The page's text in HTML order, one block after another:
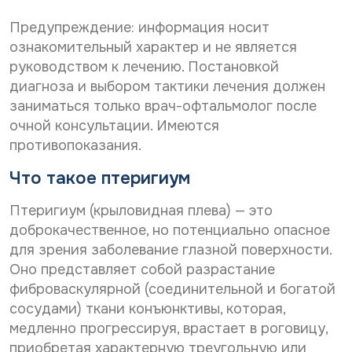
Предупреждение: информация носит
ознакомительный характер и не является
руководством к лечению. Постановкой
диагноза и выбором тактики лечения должен
заниматься только врач-офтальмолог после
очной консультации. Имеются
противопоказания.
Что такое птеригиум
Птеригиум (крыловидная плева) — это
доброкачественное, но потенциально опасное
для зрения заболевание глазной поверхности.
Оно представляет собой разрастание
фиброваскулярной (соединительной и богатой
сосудами) ткани конъюнктивы, которая,
медленно прогрессируя, врастает в роговицу,
приобретая характерную треугольную или
С
г
л
а
с
и
е
а
б
р
а
б
о
т
к
у
п
е
Даю согласие наобработку персональных
данных
С
о
л
а
и
н
р
а
с
с
ы
л
к
у
Даю согласие на получение информационной
рассылки
*
И
м
я
о
г
л
а
с
и
е
н
а
б
а
б
о
т
к
у
п
е
р
с
данных
Отправить
E-mail*
Дата выдачи направления*
Наименование направившего лечебного учреждения*
ФИО направившего врача, указанного в направлении*